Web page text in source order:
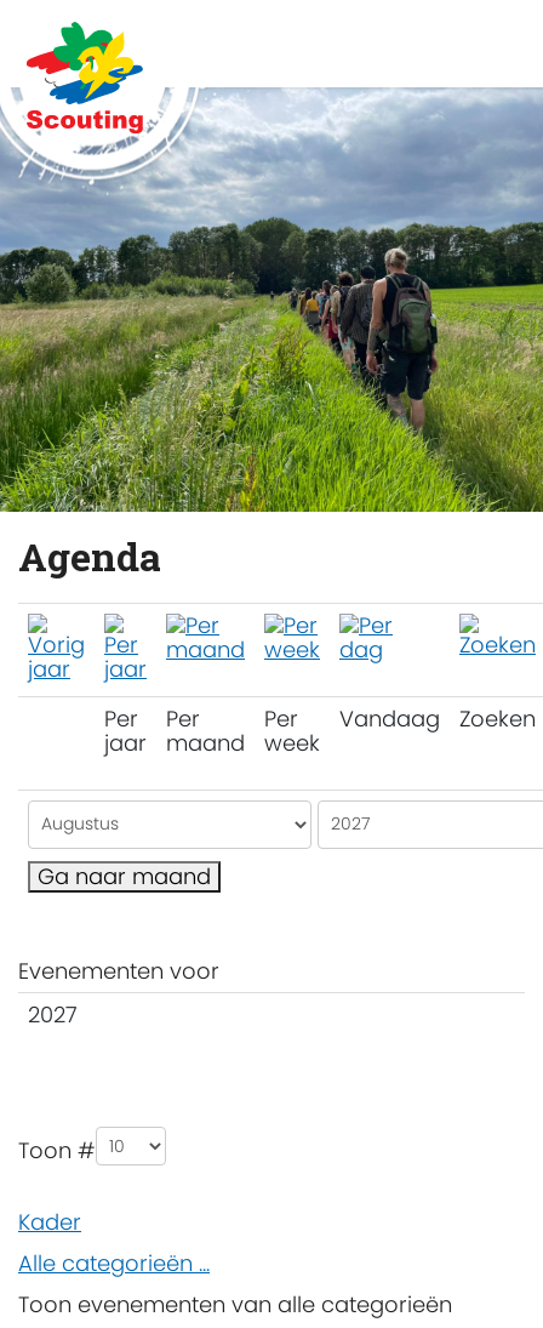
Agenda
Per
jaar
Per
maand
Per
week
Vandaag Zoeken
Ga naar maand
Evenementen voor
2027
Pagination List Limit
Toon #
Kader
Alle categorieën ...
Toon evenementen van alle categorieën